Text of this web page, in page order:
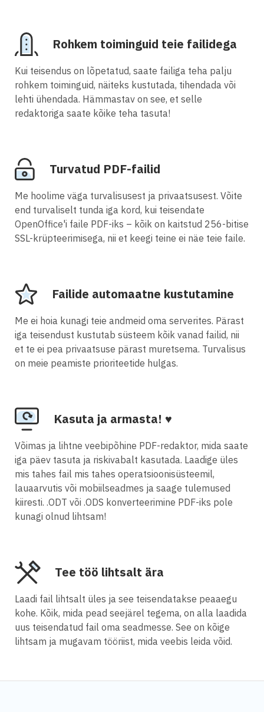
Rohkem toiminguid teie failidega
Kui teisendus on lõpetatud, saate failiga teha palju
rohkem toiminguid, näiteks kustutada, tihendada või
lehti ühendada. Hämmastav on see, et selle
redaktoriga saate kõike teha tasuta!
Turvatud PDF-failid
Me hoolime väga turvalisusest ja privaatsusest. Võite
end turvaliselt tunda iga kord, kui teisendate
OpenOffice'i faile PDF-iks – kõik on kaitstud 256-bitise
SSL-krüpteerimisega, nii et keegi teine ei näe teie faile.
Failide automaatne kustutamine
Me ei hoia kunagi teie andmeid oma serverites. Pärast
iga teisendust kustutab süsteem kõik vanad failid, nii
et te ei pea privaatsuse pärast muretsema. Turvalisus
on meie peamiste prioriteetide hulgas.
Kasuta ja armasta! ♥
Võimas ja lihtne veebipõhine PDF-redaktor, mida saate
iga päev tasuta ja riskivabalt kasutada. Laadige üles
mis tahes fail mis tahes operatsioonisüsteemil,
lauaarvutis või mobiilseadmes ja saage tulemused
kiiresti. .ODT või .ODS konverteerimine PDF-iks pole
kunagi olnud lihtsam!
Tee töö lihtsalt ära
Laadi fail lihtsalt üles ja see teisendatakse peaaegu
kohe. Kõik, mida pead seejärel tegema, on alla laadida
uus teisendatud fail oma seadmesse. See on kõige
lihtsam ja mugavam tööriist, mida veebis leida võid.